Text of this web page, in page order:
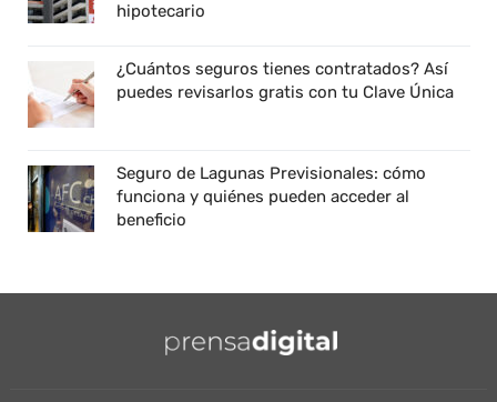
hipotecario
¿Cuántos seguros tienes contratados? Así
puedes revisarlos gratis con tu Clave Única
Seguro de Lagunas Previsionales: cómo
funciona y quiénes pueden acceder al
beneficio